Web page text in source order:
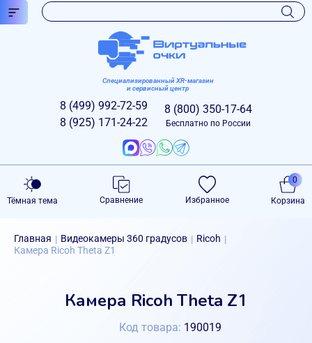
Специализированный XR-магазин
и сервисный центр
8 (499) 992-72-59
8 (925) 171-24-22
8 (800) 350-17-64
Бесплатно по России
Тёмная тема Сравнение Избранное Корзина
0
Главная | Видеокамеры 360 градусов | Ricoh |
Камера Ricoh Theta Z1
Камера Ricoh Theta Z1
Код товара: 190019